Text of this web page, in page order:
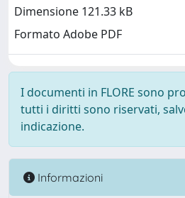
Dimensione 121.33 kB
Formato Adobe PDF
I documenti in FLORE sono
tutti i diritti sono riservati,
indicazione.
Informazioni